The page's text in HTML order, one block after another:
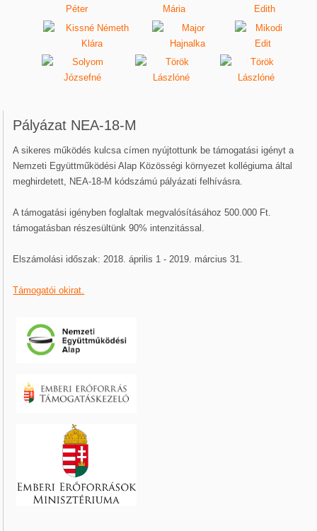
Pályázat NEA-18-M
A sikeres működés kulcsa címen nyújtottunk be támogatási igényt a
Nemzeti Együttműködési Alap Közösségi környezet kollégiuma által
meghirdetett, NEA-18-M kódszámú pályázati felhívásra.
A támogatási igényben foglaltak megvalósításához 500.000 Ft.
támogatásban részesültünk 90% intenzitással.
Elszámolási időszak: 2018. április 1 - 2019. március 31.
Támogatói okirat.